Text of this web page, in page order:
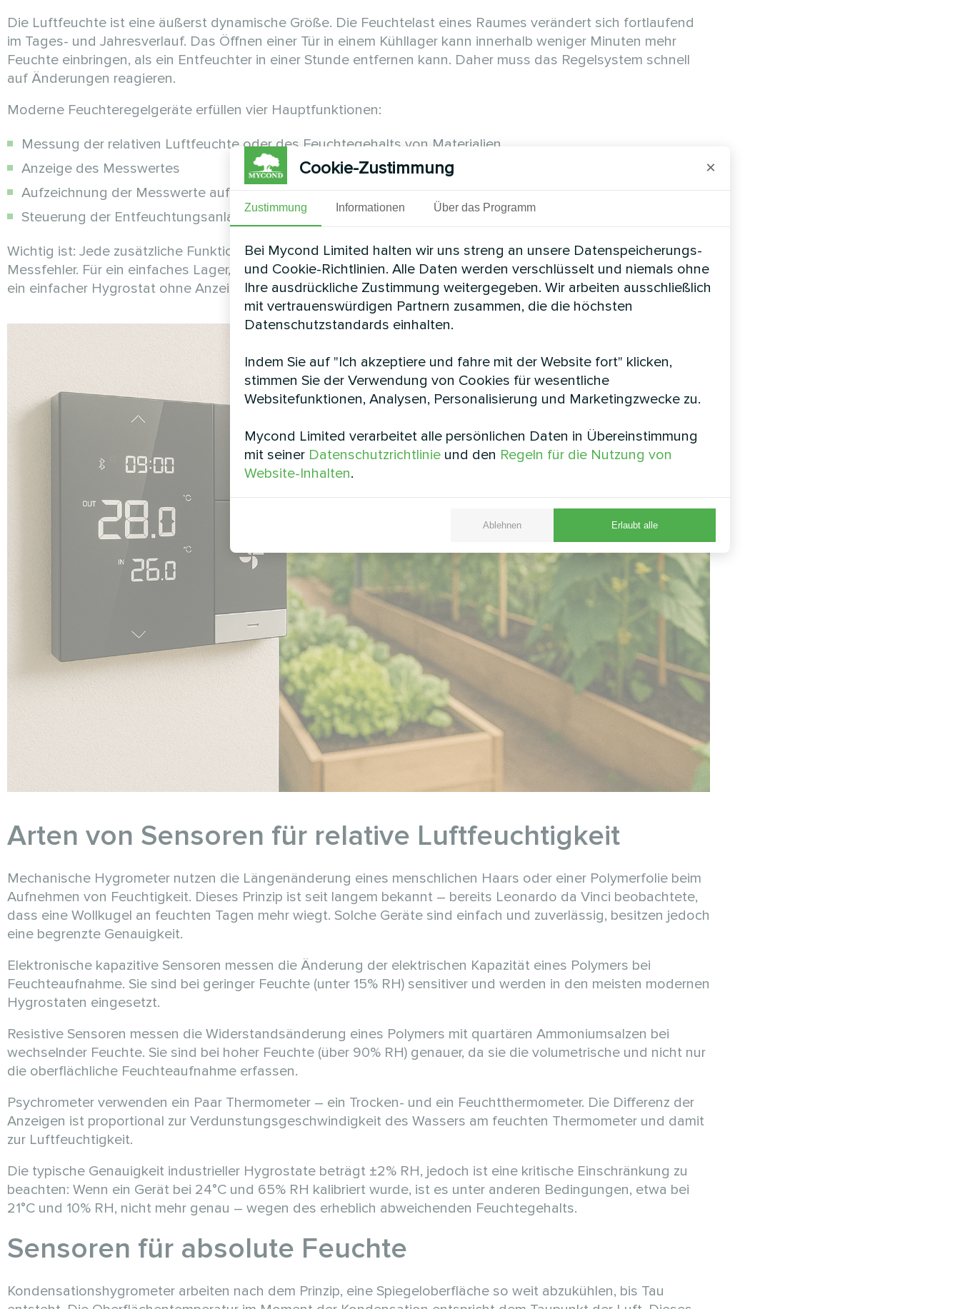
Die Luftfeuchte ist eine äußerst dynamische Größe. Die Feuchtelast eines Raumes verändert sich fortlaufend
im Tages- und Jahresverlauf. Das Öffnen einer Tür in einem Kühllager kann innerhalb weniger Minuten mehr
Feuchte einbringen, als ein Entfeuchter in einer Stunde entfernen kann. Daher muss das Regelsystem schnell
auf Änderungen reagieren.
Moderne Feuchteregelgeräte erfüllen vier Hauptfunktionen:
Messung der relativen Luftfeuchte oder des Feuchtegehalts von Materialien
Anzeige des Messwertes
Aufzeichnung der Messwerte auf einem Diagramm oder im Speicher
Steuerung der Entfeuchtungsanlage
Wichtig ist: Jede zusätzliche Funktion erhöht nicht nur die Gerätepreise, sondern auch das Potenzial für
Messfehler. Für ein einfaches Lager, in dem lediglich eine Luftfeuchte unter 60% aufrechtzuerhalten ist, reicht
ein einfacher Hygrostat ohne Anzeige- und Datenaufzeichnungsfunktionen für bis zu 100 Euro völlig aus.
Arten von Sensoren für relative Luftfeuchtigkeit
Mechanische Hygrometer nutzen die Längenänderung eines menschlichen Haars oder einer Polymerfolie beim
Aufnehmen von Feuchtigkeit. Dieses Prinzip ist seit langem bekannt – bereits Leonardo da Vinci beobachtete,
dass eine Wollkugel an feuchten Tagen mehr wiegt. Solche Geräte sind einfach und zuverlässig, besitzen jedoch
eine begrenzte Genauigkeit.
Elektronische kapazitive Sensoren messen die Änderung der elektrischen Kapazität eines Polymers bei
Feuchteaufnahme. Sie sind bei geringer Feuchte (unter 15% RH) sensitiver und werden in den meisten modernen
Hygrostaten eingesetzt.
Resistive Sensoren messen die Widerstandsänderung eines Polymers mit quartären Ammoniumsalzen bei
wechselnder Feuchte. Sie sind bei hoher Feuchte (über 90% RH) genauer, da sie die volumetrische und nicht nur
die oberflächliche Feuchteaufnahme erfassen.
Psychrometer verwenden ein Paar Thermometer – ein Trocken- und ein Feuchtthermometer. Die Differenz der
Anzeigen ist proportional zur Verdunstungsgeschwindigkeit des Wassers am feuchten Thermometer und damit
zur Luftfeuchtigkeit.
Die typische Genauigkeit industrieller Hygrostate beträgt ±2% RH, jedoch ist eine kritische Einschränkung zu
beachten: Wenn ein Gerät bei 24°C und 65% RH kalibriert wurde, ist es unter anderen Bedingungen, etwa bei
21°C und 10% RH, nicht mehr genau – wegen des erheblich abweichenden Feuchtegehalts.
Sensoren für absolute Feuchte
Kondensationshygrometer arbeiten nach dem Prinzip, eine Spiegeloberfläche so weit abzukühlen, bis Tau
Cookie-Zustimmung ×
Zustimmung Informationen Über das Programm
Bei Mycond Limited halten wir uns streng an unsere Datenspeicherungs-
und Cookie-Richtlinien. Alle Daten werden verschlüsselt und niemals ohne
Ihre ausdrückliche Zustimmung weitergegeben. Wir arbeiten ausschließlich
mit vertrauenswürdigen Partnern zusammen, die die höchsten
Datenschutzstandards einhalten.
Indem Sie auf "Ich akzeptiere und fahre mit der Website fort" klicken,
stimmen Sie der Verwendung von Cookies für wesentliche
Websitefunktionen, Analysen, Personalisierung und Marketingzwecke zu.
Mycond Limited verarbeitet alle persönlichen Daten in Übereinstimmung
mit seiner Datenschutzrichtlinie und den Regeln für die Nutzung von
Website-Inhalten.
Ablehnen Erlaubt alle